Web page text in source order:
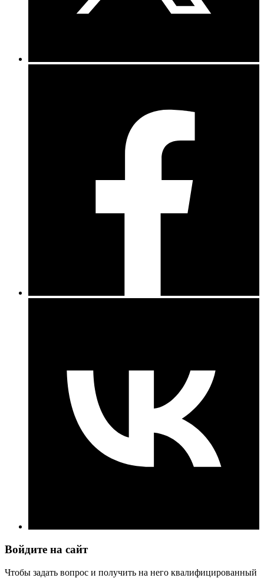
Войдите на сайт
Чтобы задать вопрос и получить на него квалифицированный